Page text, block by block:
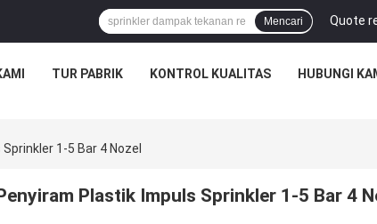
Quote
Mencari
TUR PABRIK KONTROL KUALITAS HUBUNGI
1-5 Bar 4 Nozel
Plastik Impuls Sprinkler 1-5 Bar 4